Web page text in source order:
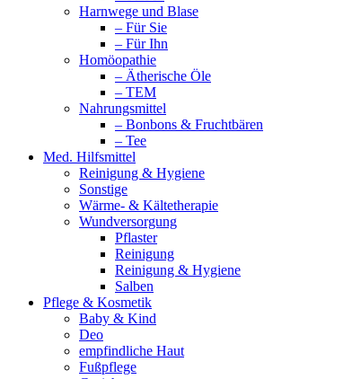
Harnwege und Blase
– Für Sie
– Für Ihn
Homöopathie
– Ätherische Öle
– TEM
Nahrungsmittel
– Bonbons & Fruchtbären
– Tee
Med. Hilfsmittel
Reinigung & Hygiene
Sonstige
Wärme- & Kältetherapie
Wundversorgung
Pflaster
Reinigung
Reinigung & Hygiene
Salben
Pflege & Kosmetik
Baby & Kind
Deo
empfindliche Haut
Fußpflege